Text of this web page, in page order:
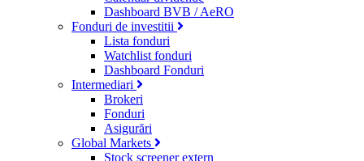
Dashboard BVB / AeRO
Fonduri de investitii
Lista fonduri
Watchlist fonduri
Dashboard Fonduri
Intermediari
Brokeri
Fonduri
Asigurări
Global Markets
Stock screener extern